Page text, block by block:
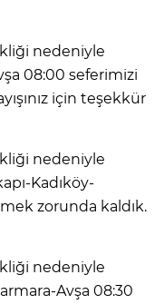
nedeniyle
08:00 seferimizi
için teşekkür
nedeniyle
Kadıköy-
zorunda kaldık.
nedeniyle
Avşa 08:30